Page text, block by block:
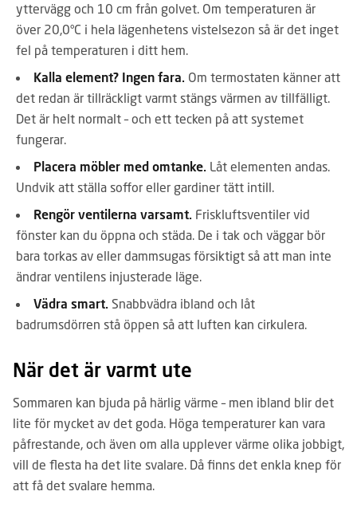
yttervägg och 10 cm från golvet. Om temperaturen är
över 20,0°C i hela lägenhetens vistelsezon så är det inget
fel på temperaturen i ditt hem.
Kalla element? Ingen fara. Om termostaten känner att
det redan är tillräckligt varmt stängs värmen av tillfälligt.
Det är helt normalt – och ett tecken på att systemet
fungerar.
Placera möbler med omtanke. Låt elementen andas.
Undvik att ställa soffor eller gardiner tätt intill.
Rengör ventilerna varsamt. Friskluftsventiler vid
fönster kan du öppna och städa. De i tak och väggar bör
bara torkas av eller dammsugas försiktigt så att man inte
ändrar ventilens injusterade läge.
Vädra smart. Snabbvädra ibland och låt
badrumsdörren stå öppen så att luften kan cirkulera.
När det är varmt ute
Sommaren kan bjuda på härlig värme – men ibland blir det
lite för mycket av det goda. Höga temperaturer kan vara
påfrestande, och även om alla upplever värme olika jobbigt,
vill de flesta ha det lite svalare. Då finns det enkla knep för
att få det svalare hemma.